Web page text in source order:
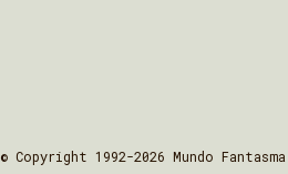
© Copyright 1992-2026 Mundo